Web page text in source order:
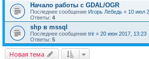
Начало работы с GDAL/OGR
Последнее сообщение Игорь Лебедь « 10 июл
Ответы: 4
shp в mssql
Последнее сообщение trir « 20 июн 2017, 13:23
Ответы: 5
Новая тема